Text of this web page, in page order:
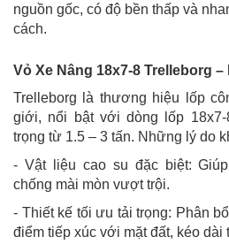
nguồn gốc, có độ bền thấp và
cách.
Vỏ Xe Nâng 18x7-8 Trelleborg –
Trelleborg là thương hiệu lốp
giới, nổi bật với dòng lốp
trọng từ 1.5 – 3 tấn. Những lý do
- Vật liệu cao su đặc biệt:
chống mài mòn vượt trội.
- Thiết kế tối ưu tải trọng: Phân
điểm tiếp xúc với mặt đất, kéo dài